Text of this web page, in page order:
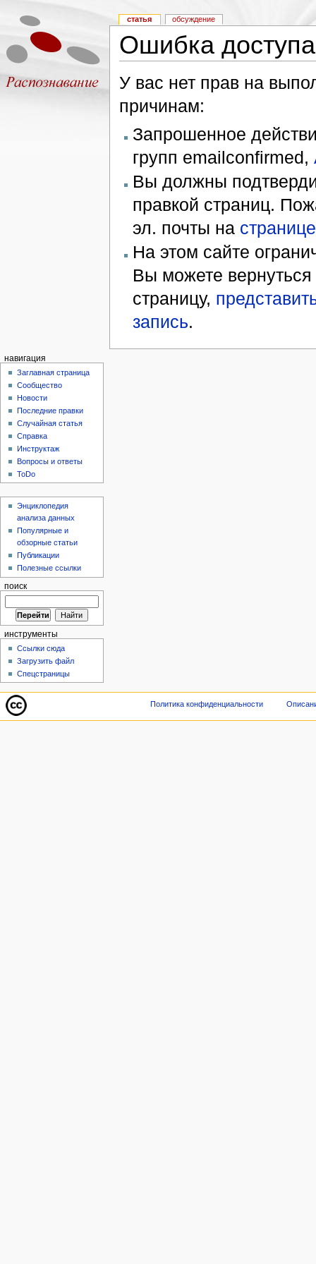
Ошибка доступа
У вас нет прав на
причинам:
Запрошенное
групп emailconfirmed,
Вы должны
правкой страниц.
эл. почты на
На этом сайте
Вы можете
страницу,
запись.
статья обсуждение
навигация
Заглавная страница
Сообщество
Новости
Последние правки
Случайная статья
Справка
Инструктаж
Вопросы и ответы
ToDo
Энциклопедия
анализа данных
Популярные и
обзорные статьи
Публикации
Полезные ссылки
поиск
инструменты
Ссылки сюда
Загрузить файл
Спецстраницы
Политика конфиденциальности